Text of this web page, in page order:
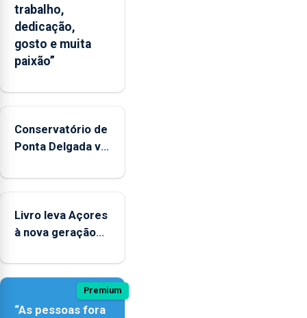
trabalho,
dedicação,
gosto e muita
paixão”
Conservatório de
Ponta Delgada vai
novos
Livro leva Açores
à nova geração
Premium
“As pessoas fora